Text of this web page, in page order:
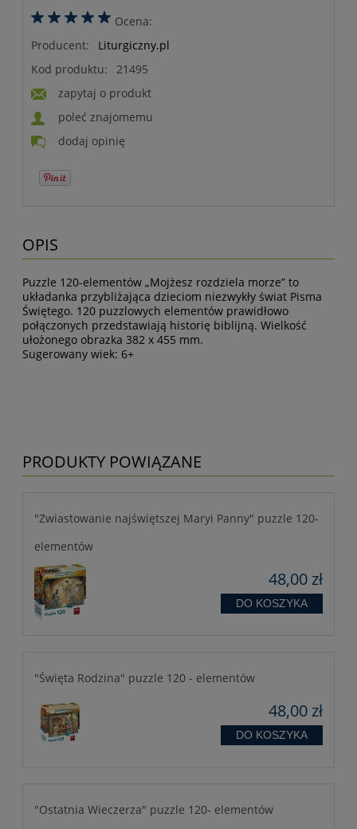
Ocena:
Producent:
Liturgiczny.pl
Kod produktu:
21495
zapytaj o produkt
poleć znajomemu
dodaj opinię
OPIS
Puzzle 120-elementów „Mojżesz rozdziela morze” to
układanka przybliżająca dzieciom niezwykły świat Pisma
Świętego. 120 puzzlowych elementów prawidłowo
połączonych przedstawiają historię biblijną. Wielkość
ułożonego obrazka 382 x 455 mm.
Sugerowany wiek: 6+
PRODUKTY POWIĄZANE
"Zwiastowanie najświętszej Maryi Panny" puzzle 120-
elementów
48,00 zł
DO KOSZYKA
"Święta Rodzina" puzzle 120 - elementów
48,00 zł
DO KOSZYKA
"Ostatnia Wieczerza" puzzle 120- elementów